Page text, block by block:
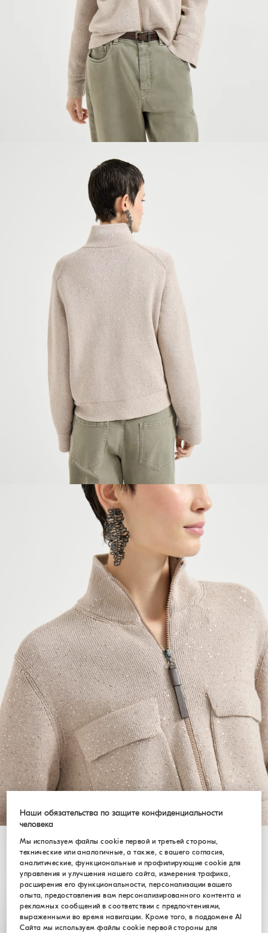
Наши обязательства по защите конфиденциальности
человека
Мы используем файлы cookie первой и третьей стороны,
технические или аналогичные, а также, с вашего согласия,
аналитические, функциональные и профилирующие cookie для
управления и улучшения нашего сайта, измерения трафика,
расширения его функциональности, персонализации вашего
опыта, предоставления вам персонализированного контента и
рекламных сообщений в соответствии с предпочтениями,
выраженными во время навигации. Кроме того, в поддомене AI
Сайта мы используем файлы cookie первой стороны для